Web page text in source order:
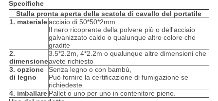
Specifiche
Stalla pronta aperta della scatola di cavallo del portatile
1. materialeacciaio di 50*50*2mm
Il nero ricoprente della polvere più o dell'acciaio
galvanizzato caldo o qualunque altro colore che
gradite
2.
dimensione
3.5*2.2m, 4*2.2m o qualunque altre dimensioni che
avete richiesto
3. opzione
di legno
Senza legno o con bambù,
Può fornire la certificazione di fumigazione se
richiedeste
4. imballare Pallet o uno per uno in contenitore pieno.